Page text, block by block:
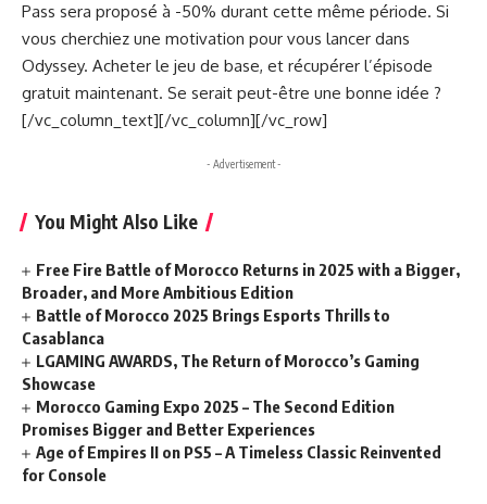
Pass sera proposé à -50% durant cette même période. Si
vous cherchiez une motivation pour vous lancer dans
Odyssey. Acheter le jeu de base, et récupérer l’épisode
gratuit maintenant. Se serait peut-être une bonne idée ?
[/vc_column_text][/vc_column][/vc_row]
- Advertisement -
You Might Also Like
Free Fire Battle of Morocco Returns in 2025 with a Bigger,
Broader, and More Ambitious Edition
Battle of Morocco 2025 Brings Esports Thrills to
Casablanca
LGAMING AWARDS, The Return of Morocco’s Gaming
Showcase
Morocco Gaming Expo 2025 – The Second Edition
Promises Bigger and Better Experiences
Age of Empires II on PS5 – A Timeless Classic Reinvented
for Console